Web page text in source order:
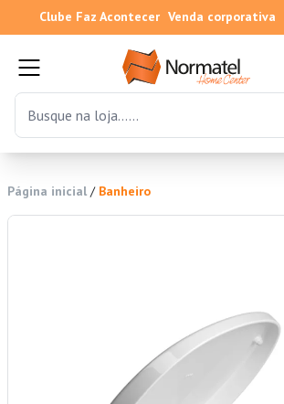
Clube Faz Acontecer Venda corporativa
Página inicial / Banheiro